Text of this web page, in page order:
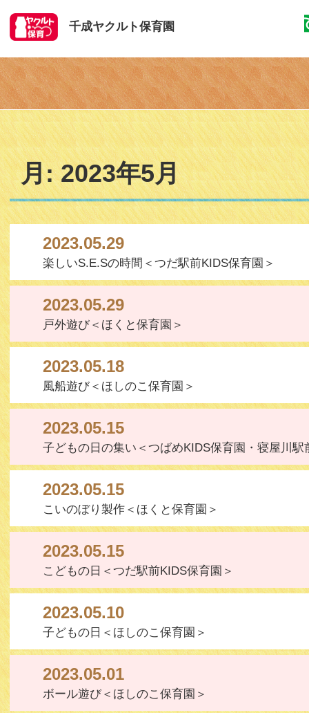
千成ヤクルト保育園
月:2023年5月
2023.05.29
楽しいS.E.Sの時間＜つだ駅前KIDS保育園＞
2023.05.29
戸外遊び＜ほくと保育園＞
2023.05.18
風船遊び＜ほしのこ保育園＞
2023.05.15
子どもの日の集い＜つばめKIDS保育園・寝屋川駅
2023.05.15
こいのぼり製作＜ほくと保育園＞
2023.05.15
こどもの日＜つだ駅前KIDS保育園＞
2023.05.10
子どもの日＜ほしのこ保育園＞
2023.05.01
ボール遊び＜ほしのこ保育園＞